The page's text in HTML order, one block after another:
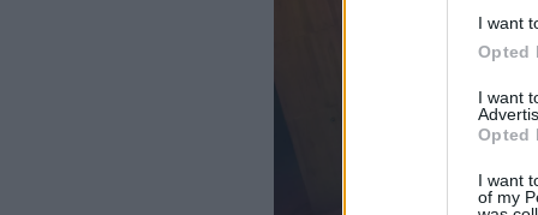
I want
Opted
I want
Opted
I want
of my